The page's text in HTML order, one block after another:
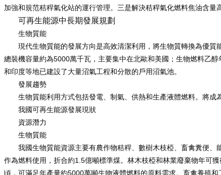
加強和規范秸稈氣化站的運行管理。三是解決秸稈氣化燃料焦油含量
可再生能源中長期發展規劃
生物質能
現代生物質能的發展方向是高效清潔利用，將生物質轉換為優
總裝機容量約為5000萬千瓦，主要集中在北歐和美國；生物燃料乙醇
和印度等地已建設了大量沼氣工程和分散的戶用沼氣池。
發展趨勢
生物質能利用方式包括發電、制氣、供熱和生產液體燃料。將成
我國可再生能源發展現狀
資源潛力
生物質能
我國生物質能資源主要有農作物秸稈、數樹木枝椏、畜禽糞便
作為燃料使用，折合約1.5億噸標準煤。林木枝椏和林業廢棄物年可獲
頃，可滿足年產量約5000萬噸生物液體燃料的原料需求。畜禽養殖